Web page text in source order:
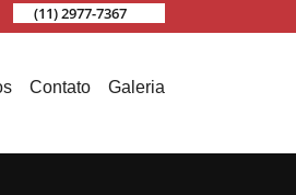
(11) 2977-7367
Contato Galeria